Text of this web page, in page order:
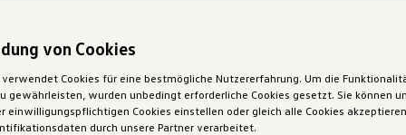
von Cookies
verwendet Cookies für eine bestmögliche Nutzererfahrung. Um die
gewährleisten, wurden unbedingt erforderliche Cookies gesetzt. Sie können
einwilligungspflichtigen Cookies einstellen oder gleich alle Cookies
durch unsere Partner verarbeitet.